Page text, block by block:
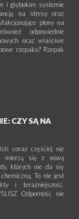
i głębokim systemie
na stresy oraz
plony na
odpowiednie
oraz właściwe
rzepaku? Rzepak
CZY SĄ NA
coraz częściej nie
mierzą się z nową
których nie da się
To nie jest
i teraźniejszość.
Odporność nie